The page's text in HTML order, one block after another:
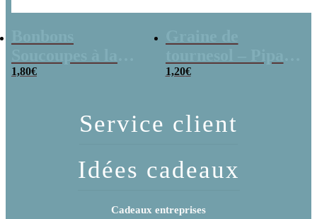
poudre (x20)
1,80€
x 3
1,20€
Service client
Idées cadeaux
Cadeaux entreprises